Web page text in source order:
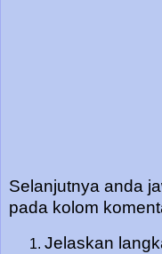
Selanjutnya anda
pada kolom
Jelaskan